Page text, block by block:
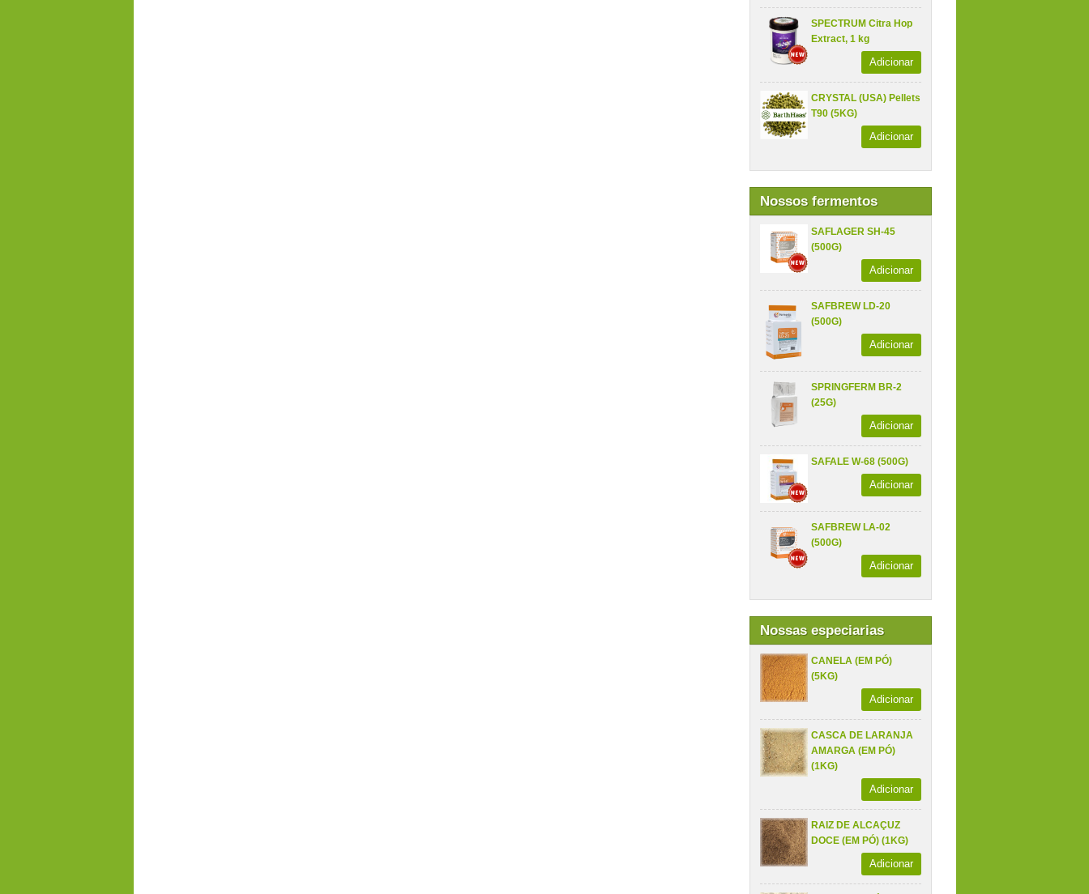
SPECTRUM Citra Hop
Extract, 1 kg
Adicionar
CRYSTAL (USA) Pellets
T90 (5KG)
Adicionar
Nossos fermentos
SAFLAGER SH-45
(500G)
Adicionar
SAFBREW LD-20
(500G)
Adicionar
SPRINGFERM BR-2
(25G)
Adicionar
SAFALE W-68 (500G)
Adicionar
SAFBREW LA-02
(500G)
Adicionar
Nossas especiarias
CANELA (EM PÓ)
(5KG)
Adicionar
CASCA DE LARANJA
AMARGA (EM PÓ)
(1KG)
Adicionar
RAIZ DE ALCAÇUZ
DOCE (EM PÓ) (1KG)
Adicionar